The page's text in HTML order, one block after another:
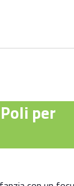
per